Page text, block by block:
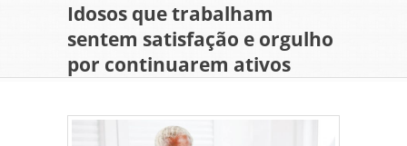
Idosos que trabalham
sentem satisfação e orgulho
por continuarem ativos